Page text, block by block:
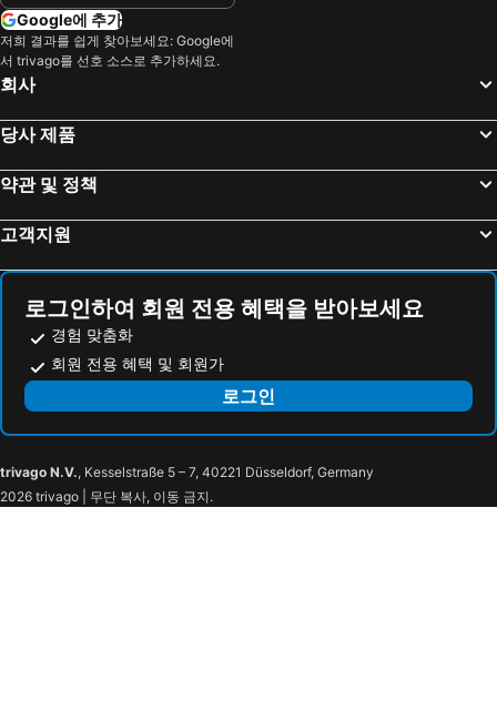
베이징 중안 호텔
제이드 가든 호텔 베이징
Wangfujing Ocean
Cordis Beijing Capital Airport
Hilton Beijing Wangfujing
Beijing Jingyuan Courtyard Hotel
호텔 코트 쿠르 베이징
누오 호텔 베이징
샌달우드, 베이징 - 메리어트 이그제큐티브 아파트먼츠
베이징 하이드 코트야드 호텔
다자인 요우란 호텔
베이징 동단 호텔
Home Inn Huaxuan Hotel (gaoliying Zhangxizhuang Branch)
Haiyou Hotel (beijing Changping Government Street)
Google에 추가
저희 결과를 쉽게 찾아보세요: Google에
서 trivago를 선호 소스로 추가하세요.
회사
당사 제품
약관 및 정책
고객지원
로그인하여 회원 전용 혜택을 받아보세요
경험 맞춤화
회원 전용 혜택 및 회원가
로그인
trivago N.V., Kesselstraße 5 – 7, 40221 Düsseldorf, Germany
2026 trivago | 무단 복사, 이동 금지.